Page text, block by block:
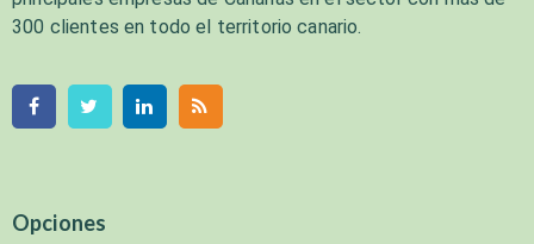
300 clientes en todo el territorio canario.
Opciones